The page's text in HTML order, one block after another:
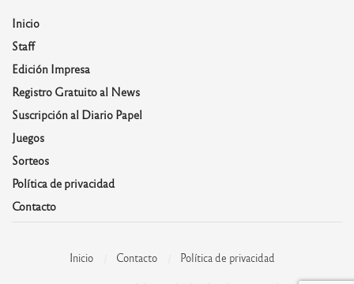
Inicio
Staff
Edición Impresa
Registro Gratuito al News
Suscripción al Diario Papel
Juegos
Sorteos
Política de privacidad
Contacto
Inicio Contacto Política de privacidad